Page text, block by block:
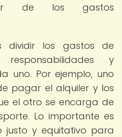
de los gastos
dividir los gastos de
y
uno. Por ejemplo, uno
pagar el alquiler y los
el otro se encarga de
Lo importante es
justo y equitativo para